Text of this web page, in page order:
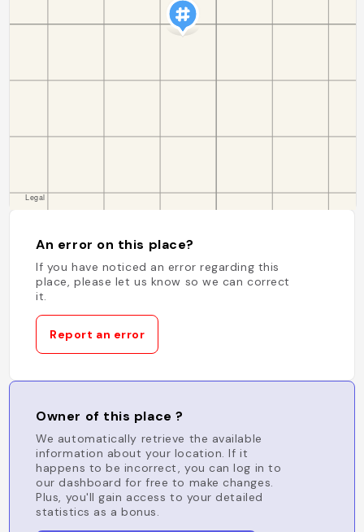
An error on this place?
If you have noticed an error regarding this
place, please let us know so we can correct
it.
Report an error
Owner of this place ?
We automatically retrieve the available
information about your location. If it
happens to be incorrect, you can log in to
our dashboard for free to make changes.
Plus, you'll gain access to your detailed
statistics as a bonus.